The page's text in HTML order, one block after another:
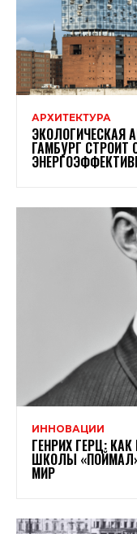
АРХИТЕКТУРА
ЭКОЛОГИЧЕСКАЯ
ГАМБУРГ
ИННОВАЦИИ
ГЕНРИХ ГЕРЦ:
ШКОЛЫ
МИР